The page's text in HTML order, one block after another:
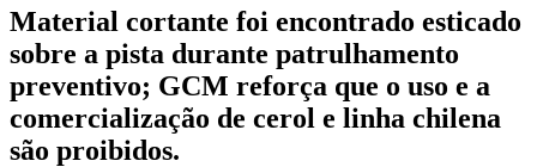
Material cortante foi encontrado esticado
sobre a pista durante patrulhamento
preventivo; GCM reforça que o uso e a
comercialização de cerol e linha chilena
são proibidos.